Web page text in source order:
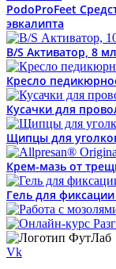
PodoProFeet
эвкалипта
B/S Активатор, 8 мл
Кресло
Кусачки для
Щипцы для
Крем-мазь от
Гель для
Vk